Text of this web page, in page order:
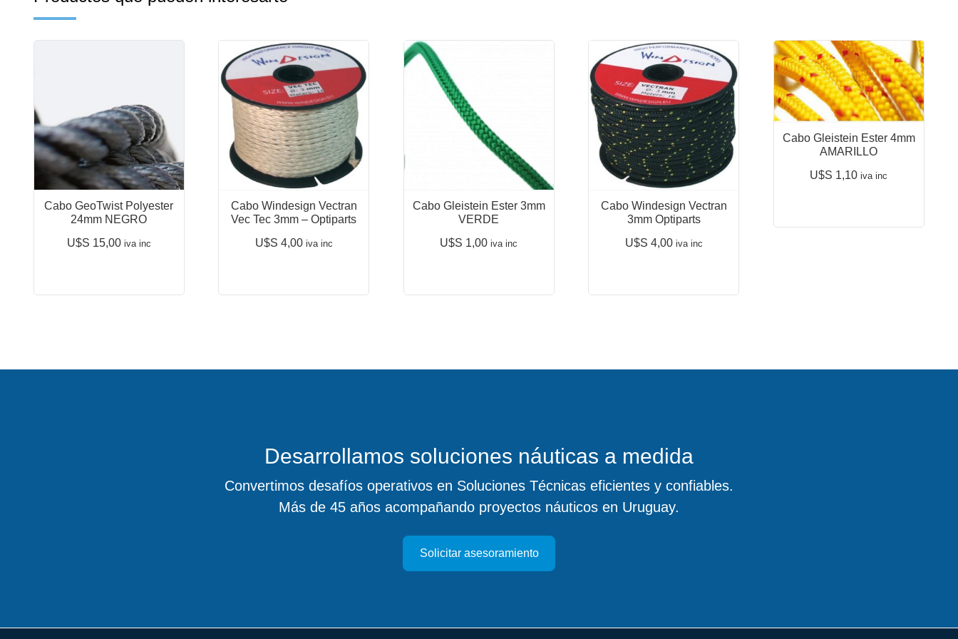
Cabo GeoTwist Polyester
24mm NEGRO
U$S 15,00 iva inc
Cabo Windesign Vectran
Vec Tec 3mm – Optiparts
U$S 4,00 iva inc
Cabo Gleistein Ester 3mm
VERDE
U$S 1,00 iva inc
Cabo Windesign Vectran
3mm Optiparts
U$S 4,00 iva inc
Cabo Gleistein Ester 4mm
AMARILLO
U$S 1,10 iva inc
Desarrollamos soluciones náuticas a medida
Convertimos desafíos operativos en Soluciones Técnicas eficientes y confiables.
Más de 45 años acompañando proyectos náuticos en Uruguay.
Solicitar asesoramiento